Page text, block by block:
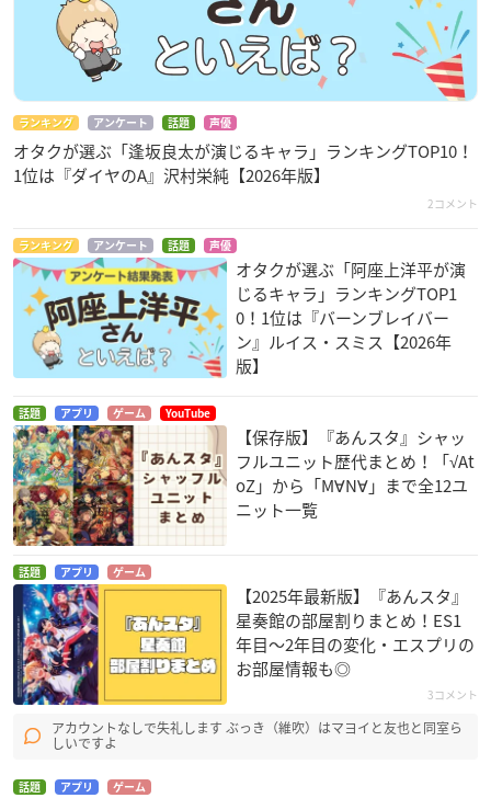
ランキング アンケート 話題 声優
オタクが選ぶ「逢坂良太が演じるキャラ」ランキングTOP10！
1位は『ダイヤのA』沢村栄純【2026年版】
2コメント
ランキング アンケート 話題 声優
オタクが選ぶ「阿座上洋平が演
じるキャラ」ランキングTOP1
0！1位は『バーンブレイバー
ン』ルイス・スミス【2026年
版】
話題 アプリ ゲーム YouTube
【保存版】『あんスタ』シャッ
フルユニット歴代まとめ！「√At
oZ」から「M∀N∀」まで全12ユ
ニット一覧
話題 アプリ ゲーム
【2025年最新版】『あんスタ』
星奏館の部屋割りまとめ！ES1
年目〜2年目の変化・エスプリの
お部屋情報も◎
3コメント
アカウントなしで失礼します ぶっき（維吹）はマヨイと友也と同室ら
しいですよ
話題 アプリ ゲーム